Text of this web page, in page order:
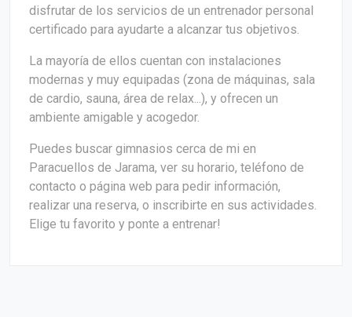
disfrutar de los servicios de un entrenador personal
certificado para ayudarte a alcanzar tus objetivos.
La mayoría de ellos cuentan con instalaciones
modernas y muy equipadas (zona de máquinas, sala
de cardio, sauna, área de relax...), y ofrecen un
ambiente amigable y acogedor.
Puedes buscar gimnasios cerca de mi en
Paracuellos de Jarama, ver su horario, teléfono de
contacto o página web para pedir información,
realizar una reserva, o inscribirte en sus actividades.
Elige tu favorito y ponte a entrenar!